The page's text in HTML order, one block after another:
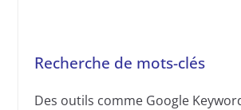
Recherche de mots-clés
Des outils comme Google